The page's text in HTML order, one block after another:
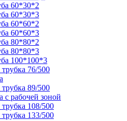
60*30*2
60*30*3
60*60*2
60*60*3
80*80*2
80*80*3
100*100*3
76/500
89/500
с рабочей зоной
108/500
133/500